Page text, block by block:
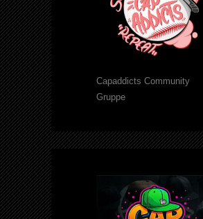
Capaddicts Community
Gruppe